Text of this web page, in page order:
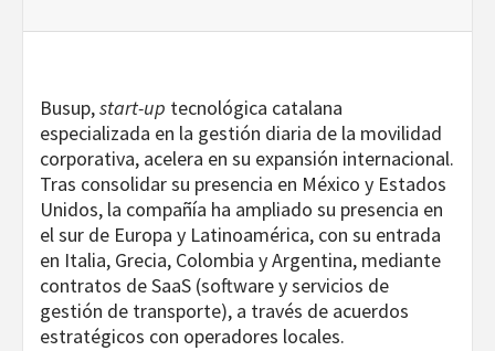
Busup,start-up tecnológica catalana
especializada en la gestión diaria de la movilidad
corporativa, acelera en su expansión internacional.
Tras consolidar su presencia en México y Estados
Unidos, la compañía ha ampliado su presencia en
el sur de Europa y Latinoamérica, con su entrada
en Italia, Grecia, Colombia y Argentina, mediante
contratos de SaaS (software y servicios de
gestión de transporte), a través de acuerdos
estratégicos con operadores locales.